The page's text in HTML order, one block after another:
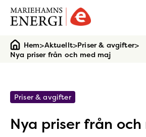
Gå
till
Hem>Aktuellt>Priser & avgifter>
Nya priser från och med maj
Priser & avgifter
Nya priser från